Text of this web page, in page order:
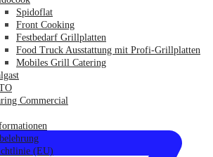
Spidoflat
Front Cooking
Festbedarf Grillplatten
Food Truck Ausstattung mit Profi-Grillplatten
Mobiles Grill Catering
Commercial
(EU)